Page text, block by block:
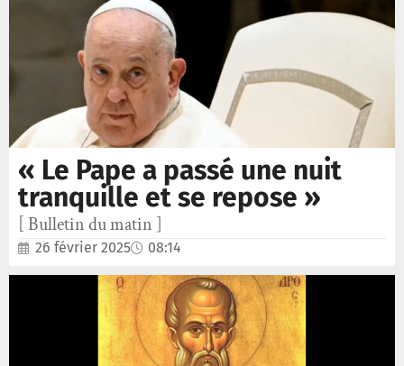
« Le Pape a passé une nuit
tranquille et se repose »
[ Bulletin du matin ]
26 février 2025 08:14